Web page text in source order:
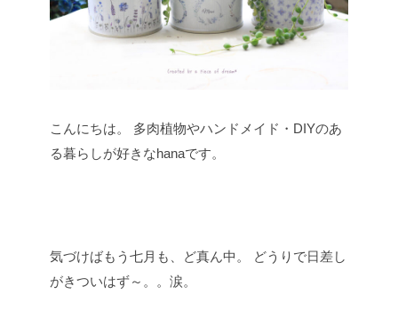
こんにちは。
多肉植物やハンドメイド・DIYのあ
る暮らしが好きなhanaです。
気づけばもう七月も、ど真ん中。
どうりで日差し
がきついはず～。。涙。